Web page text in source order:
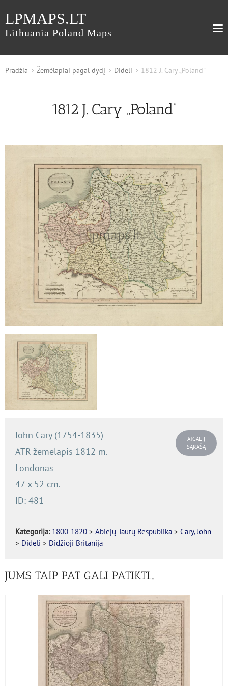
LPMAPS.LT
Lithuania Poland Maps
Pradžia Žemėlapiai pagal dydį Dideli 1812 J. Cary „Poland”
1812 J. Cary „Poland”
John Cary (1754-1835)
ATR žemėlapis 1812 m.
Londonas
47 x 52 cm.
ID: 481
ATGAL Į
SĄRAŠĄ
Kategorija: 1800-1820 > Abiejų Tautų Respublika > Cary, John
> Dideli > Didžioji Britanija
JUMS TAIP PAT GALI PATIKTI…